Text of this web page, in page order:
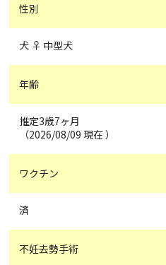
性別
犬 ♀ 中型犬
年齢
推定3歳7ヶ月
（2026/08/09 現在 ）
ワクチン
済
不妊去勢手術